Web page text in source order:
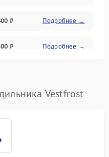
₽ Подробнее →
₽ Подробнее →
₽ Подробнее →
Vestfrost